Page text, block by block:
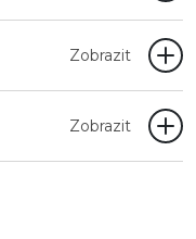
Zobrazit
Zobrazit